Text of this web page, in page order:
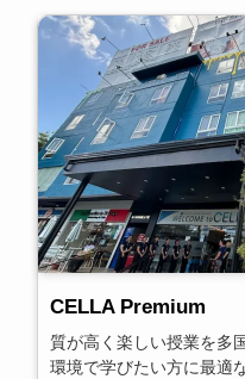
CELLA Premium
質が高く楽しい授業を多
環境で学びたい方に最適